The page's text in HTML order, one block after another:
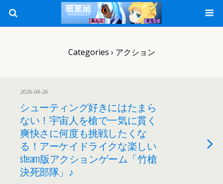
Categories › アクション
2026-04-26
シューティング好きにはたまら
ない！宇宙人を槍で一気に貫く
爽快さに何度も挑戦したくな
る！アーケイドライクな楽しい
steam版アクションゲーム「竹槍
決死部隊」♪